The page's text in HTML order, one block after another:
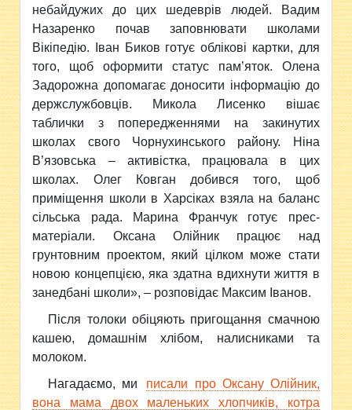
небайдужих до цих шедеврів людей. Вадим
Назаренко почав заповнювати школами
Вікіпедію. Іван Биков готує облікові картки, для
того, щоб оформити статус пам’яток. Олена
Задорожна допомагає доносити інформацію до
держслужбовців. Микола Лисенко вішає
таблички з попередженнями на закинутих
школах свого Чорнухинського району. Ніна
В’язовська – активістка, працювала в цих
школах. Олег Ковган добився того, щоб
приміщення школи в Харсіках взяла на баланс
сільська рада. Марина Франчук готує прес-
матеріали. Оксана Олійник працює над
грунтовним проектом, який цілком може стати
новою концепцією, яка здатна вдихнути життя в
занедбані школи», – розповідає Максим Іванов.
Після толоки обіцяють пригощання смачною
кашею, домашнім хлібом, налисниками та
молоком.
Нагадаємо, ми
писали про Оксану Олійник,
вона мама двох маленьких хлопчиків, котра